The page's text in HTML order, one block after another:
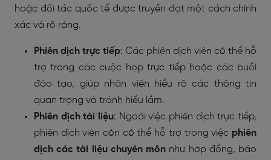
hoặc đối tác quốc tế được truyền đạt một cách chính
xác và rõ ràng.
Phiên dịch trực tiếp: Các phiên dịch viên có thể hỗ
trợ trong các cuộc họp trực tiếp hoặc các buổi
đào tạo, giúp nhân viên hiểu rõ các thông tin
quan trọng và tránh hiểu lầm.
Phiên dịch tài liệu: Ngoài việc phiên dịch trực tiếp,
phiên dịch viên còn có thể hỗ trợ trong việc phiên
dịch các tài liệu chuyên môn như hợp đồng, báo